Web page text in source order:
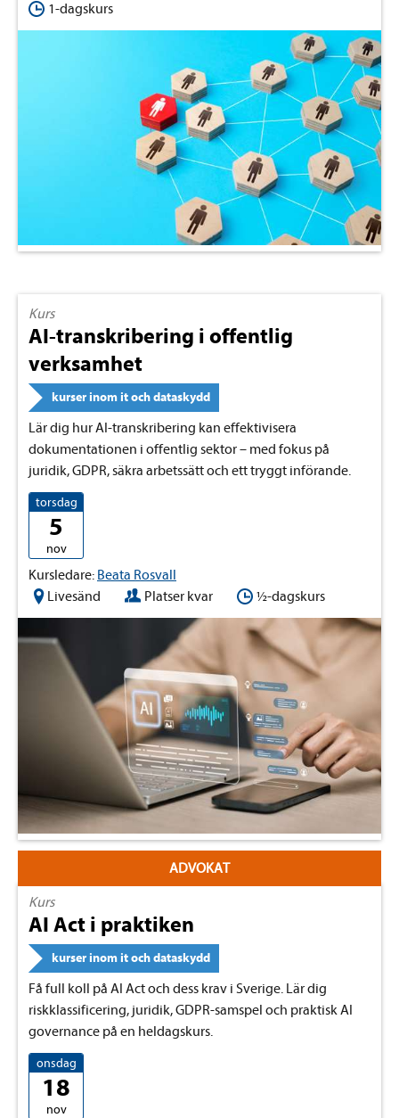
1-dagskurs
Kurs
AI-transkribering i offentlig
verksamhet
kurser inom it och dataskydd
Lär dig hur AI-transkribering kan effektivisera
dokumentationen i offentlig sektor – med fokus på
juridik, GDPR, säkra arbetssätt och ett tryggt införande.
torsdag
5
nov
Kursledare: Beata Rosvall
Livesänd
Platser kvar ½-dagskurs
ADVOKAT
Kurs
AI Act i praktiken
kurser inom it och dataskydd
Få full koll på AI Act och dess krav i Sverige. Lär dig
riskklassificering, juridik, GDPR-samspel och praktisk AI
governance på en heldagskurs.
onsdag
18
nov